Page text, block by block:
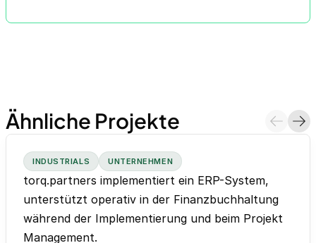
Ähnliche Projekte
INDUSTRIALS UNTERNEHMEN
torq.partners implementiert ein ERP-System,
unterstützt operativ in der Finanzbuchhaltung
während der Implementierung und beim Projekt
Management.